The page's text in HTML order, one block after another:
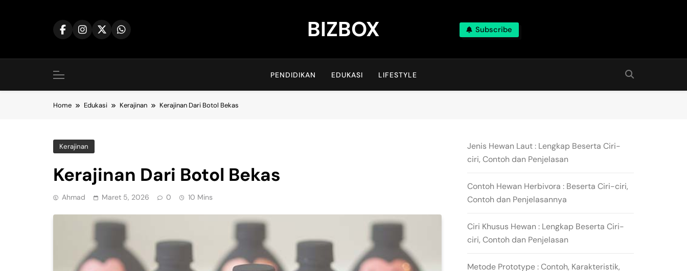
BIZBOX Subscribe
PENDIDIKAN EDUKASI LIFESTYLE
Home Edukasi Kerajinan Kerajinan Dari Botol Bekas
Kerajinan
Kerajinan Dari Botol Bekas
Ahmad Maret 5, 2026 0 10 Mins
Jenis Hewan Laut : Lengkap Beserta Ciri-
ciri, Contoh dan Penjelasan
Contoh Hewan Herbivora : Beserta Ciri-ciri,
Contoh dan Penjelasannya
Ciri Khusus Hewan : Lengkap Beserta Ciri-
ciri, Contoh dan Penjelasan
Metode Prototype : Contoh, Karakteristik,